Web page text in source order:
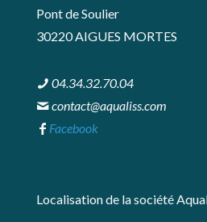
Pont de Soulier
30220 AIGUES MORTES
04.34.32.70.04
contact@aqualiss.com
Facebook
Localisation de la société